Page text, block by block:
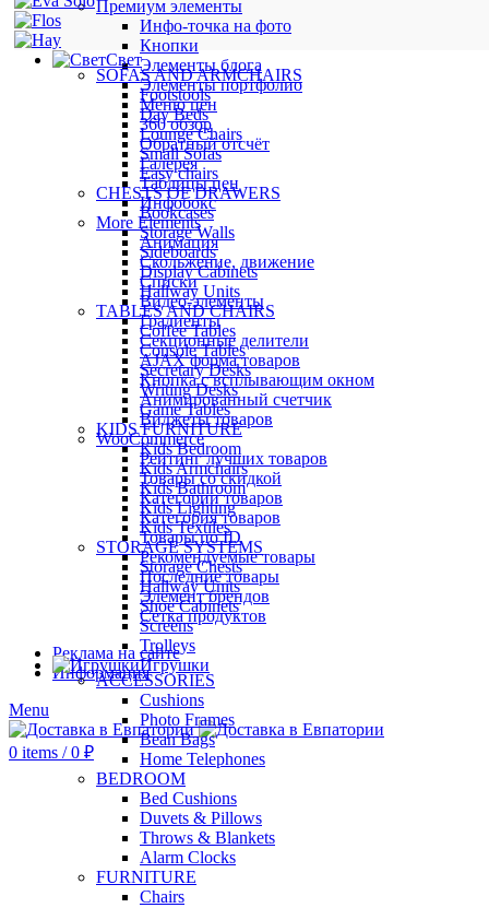
Премиум элементы
Инфо-точка на фото
Кнопки
Элементы блога
Элементы портфолио
Меню цен
360 обзор
Обратный отсчёт
Галерея
Таблицы цен
Инфобокс
More Elements
Анимация
Скольжение, движение
Списки
Видео-элементы
Градиенты
Секционные делители
AJAX форма товаров
Кнопка с всплывающим окном
Анимированный счетчик
Виджеты товаров
WooCommerce
Рейтинг лучших товаров
Товары со скидкой
Категории товаров
Категория товаров
Товары по ID
Рекомендуемые товары
Последние товары
Элемент брендов
Сетка продуктов
Реклама на сайте
Информация
Menu
0 items / 0 ₽
Свет
SOFAS AND ARMCHAIRS
Footstools
Day Beds
Lounge Chairs
Small Sofas
Easy chairs
CHESTS OF DRAWERS
Bookcases
Storage Walls
Sideboards
Display Cabinets
Hallway Units
TABLES AND CHAIRS
Coffee Tables
Console Tables
Secretary Desks
Writing Desks
Game Tables
KIDS FURNITURE
Kids Bedroom
Kids Armchairs
Kids Bathroom
Kids Lighting
Kids Textiles
STORAGE SYSTEMS
Storage Chests
Hallway Units
Shoe Cabinets
Screens
Trolleys
Игрушки
ACCESSORIES
Cushions
Photo Frames
Bean Bags
Home Telephones
BEDROOM
Bed Cushions
Duvets & Pillows
Throws & Blankets
Alarm Clocks
FURNITURE
Chairs